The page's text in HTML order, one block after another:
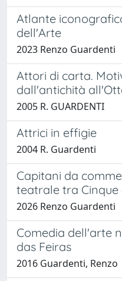
Atlante
dell'Arte
2023 Renzo Guardenti
Attori di carta.
dall'antichità
2005 R. GUARDENTI
Attrici in effigie
2004 R. Guardenti
Capitani da
teatrale tra Cinque
2026 Renzo Guardenti
Comedia dell'arte
das Feiras
2016 Guardenti, Renzo